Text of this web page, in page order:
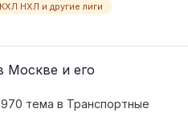
КХЛ НХЛ и другие лиги
Москве и его
тема в Транспортные